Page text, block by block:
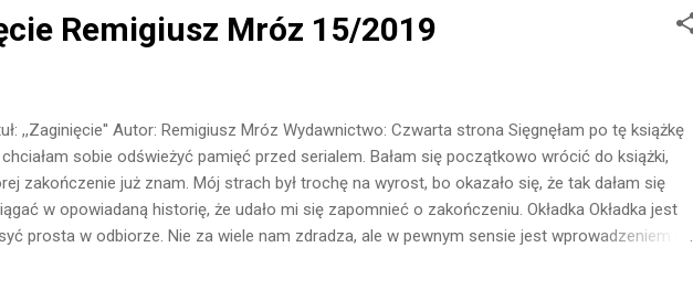
Remigiusz Mróz 15/2019
,,Zaginięcie'' Autor: Remigiusz Mróz Wydawnictwo: Czwarta strona Sięgnęłam po tę książkę
sobie odświeżyć pamięć przed serialem. Bałam się początkowo wrócić do książki,
zakończenie już znam. Mój strach był trochę na wyrost, bo okazało się, że tak dałam się
w opowiadaną historię, że udało mi się zapomnieć o zakończeniu. Okładka Okładka jest
prosta w odbiorze. Nie za wiele nam zdradza, ale w pewnym sensie jest wprowadzeniem do